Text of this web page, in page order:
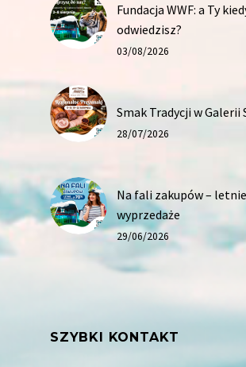
Fundacja WWF: a Ty
odwiedzisz?
03/08/2026
Smak Tradycji w Galerii
28/07/2026
Na fali zakupów – letnie
wyprzedaże
29/06/2026
SZYBKI KONTAKT